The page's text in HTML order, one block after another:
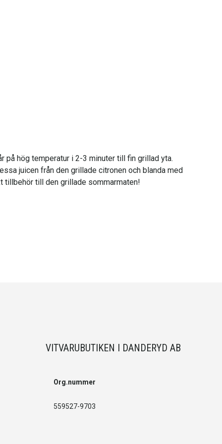
på hög temperatur i 2-3 minuter till fin grillad yta.
juicen från den grillade citronen och blanda med
tillbehör till den grillade sommarmaten!
VITVARUBUTIKEN I DANDERYD AB
Org.nummer
559527-9703